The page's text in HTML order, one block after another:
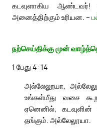
கடவுளாகிய ஆண்டவர்!
அனைத்திற்கும் உரியன. –
நற்செய்திக்கு முன்
1 பேது 4: 14
அல்லேலூயா,
உங்கள்மீது வசை
ஏனெனில், கடவுளின்
தங்கும். அல்லேலூயா.